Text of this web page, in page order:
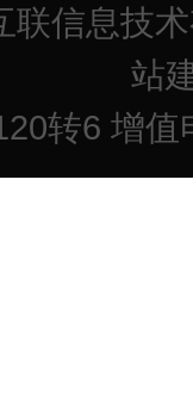
信息技
站
转6 增